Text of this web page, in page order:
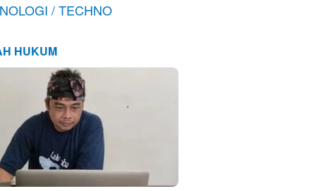
/ TECHNO
HUKUM